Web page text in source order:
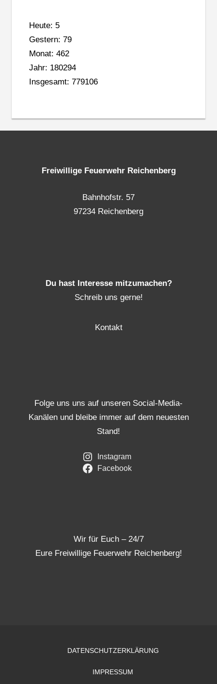
Heute: 5
Gestern: 79
Monat: 462
Jahr: 180294
Insgesamt: 779106
Freiwillige Feuerwehr Reichenberg
Bahnhofstr. 57
97234 Reichenberg
Du hast Interesse mitzumachen?
Schreib uns gerne!
Kontakt
Folge uns uns auf unseren Social-Media-
Kanälen und bleibe immer auf dem neuesten
Stand!
Instagram
Facebook
Wir für Euch – 24/7
Eure Freiwillige Feuerwehr Reichenberg!
DATENSCHUTZERKLÄRUNG
IMPRESSUM